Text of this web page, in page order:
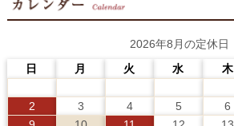
2026年8月の定休日
日
月 火 水 木
2
3 4 5 6